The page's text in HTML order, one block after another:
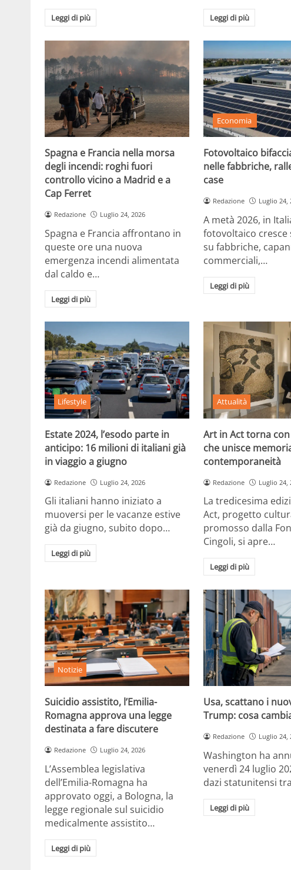
Leggi di più Leggi di più
Spagna e Francia nella morsa
degli incendi: roghi fuori
controllo vicino a Madrid e a
Cap Ferret
Redazione Luglio 24, 2026
Spagna e Francia affrontano in
queste ore una nuova
emergenza incendi alimentata
dal caldo e…
Leggi di più
Economia
Fotovoltaico
nelle fabbriche,
case
Redazione Luglio 24,
A metà 2026, in
fotovoltaico
su fabbriche,
commerciali,…
Leggi di più
Lifestyle
Estate 2024, l’esodo parte in
anticipo: 16 milioni di italiani già
in viaggio a giugno
Redazione Luglio 24, 2026
Gli italiani hanno iniziato a
muoversi per le vacanze estive
già da giugno, subito dopo…
Leggi di più
Attualità
Art in Act torna
che unisce
contemporaneità
Redazione Luglio 24,
La tredicesima
Act, progetto
promosso dalla
Cingoli, si apre…
Leggi di più
Notizie
Suicidio assistito, l’Emilia-
Romagna approva una legge
destinata a fare discutere
Redazione Luglio 24, 2026
L’Assemblea legislativa
dell’Emilia-Romagna ha
approvato oggi, a Bologna, la
legge regionale sul suicidio
medicalmente assistito…
Leggi di più
Usa, scattano i
Trump: cosa
Redazione Luglio 24,
Washington ha
venerdì 24 luglio
dazi statunitensi
Leggi di più